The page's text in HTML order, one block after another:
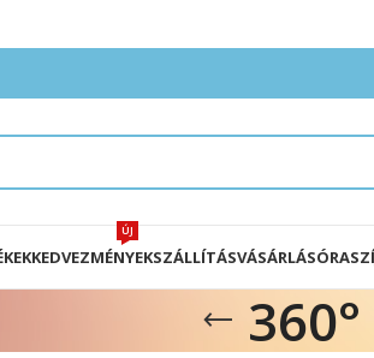
KEDVEZMÉNYEK
ÚJ
SZÁLLÍTÁSVÁSÁRLÁS
360°